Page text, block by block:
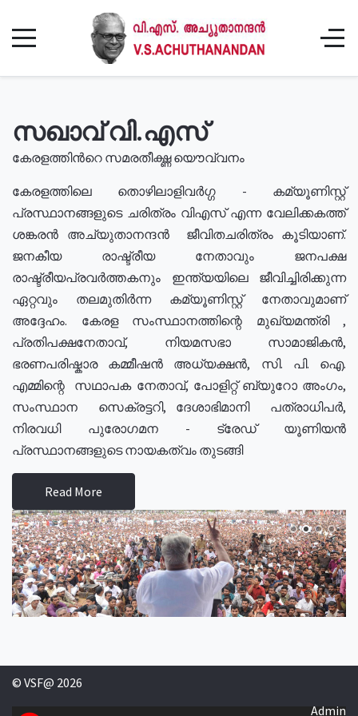
സഖാവ് വി.എസ്
കേരളത്തിൻറെ സമരതീക്ഷ്ണ യൌവ്വനം
കേരളത്തിലെ തൊഴിലാളിവർഗ്ഗ - കമ്യൂണിസ്റ്റ്
പ്രസ്ഥാനങ്ങളുടെ ചരിത്രം വിഎസ് എന്ന വേലിക്കകത്ത്
ശങ്കരൻ അച്യുതാനന്ദൻ ജീവിതചരിത്രം കൂടിയാണ്.
ജനകീയ രാഷ്ട്രീയ നേതാവും ജനപക്ഷ
രാഷ്ട്രീയപ്രവർത്തകനും ഇന്ത്യയിലെ ജീവിച്ചിരിക്കുന്ന
ഏറ്റവും തലമുതിർന്ന കമ്യൂണിസ്റ്റ് നേതാവുമാണ്
അദ്ദേഹം. കേരള സംസ്ഥാനത്തിന്റെ മുഖ്യമന്ത്രി ,
പ്രതിപക്ഷനേതാവ്, നിയമസഭാ സാമാജികൻ,
ഭരണപരിഷ്കാര കമ്മീഷൻ അധ്യക്ഷൻ, സി. പി. ഐ.
എമ്മിന്റെ സഥാപക നേതാവ്, പോളിറ്റ് ബ്യുറോ അംഗം,
സംസ്ഥാന സെക്രട്ടറി, ദേശാഭിമാനി പത്രാധിപർ,
നിരവധി പുരോഗമന - ട്രേഡ് യൂണിയൻ
പ്രസ്ഥാനങ്ങളുടെ നായകത്വം തുടങ്ങി
Read More
© VSF@ 2026
Admin